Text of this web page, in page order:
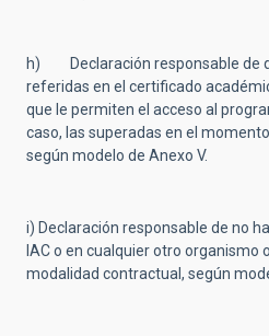
h) Declaración responsable de
referidas en el certificado
que le permiten el acceso al
caso, las superadas en el
según modelo de Anexo V.
i) Declaración responsable de no
IAC o en cualquier otro organismo
modalidad contractual, según